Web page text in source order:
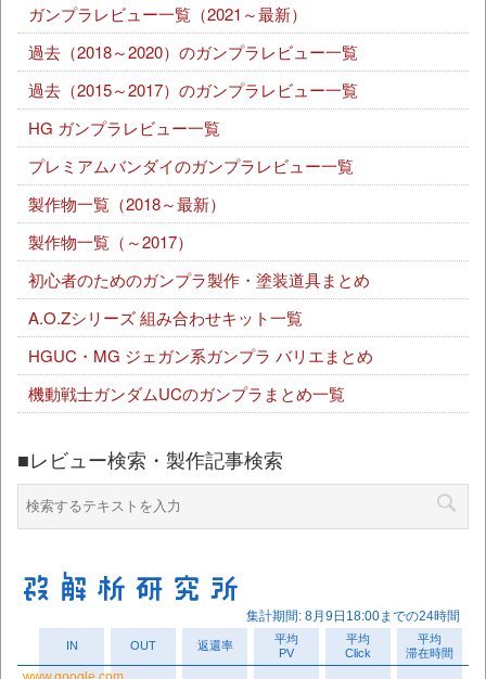
ガンプラレビュー一覧（2021～最新）
過去（2018～2020）のガンプラレビュー一覧
過去（2015～2017）のガンプラレビュー一覧
HG ガンプラレビュー一覧
プレミアムバンダイのガンプラレビュー一覧
製作物一覧（2018～最新）
製作物一覧（～2017）
初心者のためのガンプラ製作・塗装道具まとめ
A.O.Zシリーズ 組み合わせキット一覧
HGUC・MG ジェガン系ガンプラ バリエまとめ
機動戦士ガンダムUCのガンプラまとめ一覧
■レビュー検索・製作記事検索